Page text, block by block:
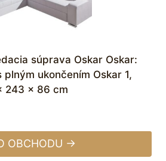
súprava Oskar Oskar:
plným ukončením Oskar 1,
243 x 86 cm
OBCHODU →